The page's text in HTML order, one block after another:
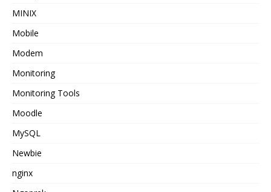
MINIX
Mobile
Modem
Monitoring
Monitoring Tools
Moodle
MySQL
Newbie
nginx